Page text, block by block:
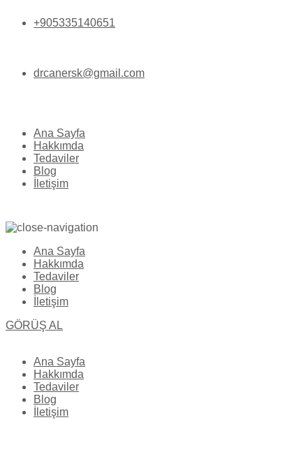
+905335140651
drcanersk@gmail.com
Ana Sayfa
Hakkımda
Tedaviler
Blog
İletişim
Ana Sayfa
Hakkımda
Tedaviler
Blog
İletişim
GÖRÜŞ AL
Ana Sayfa
Hakkımda
Tedaviler
Blog
İletişim